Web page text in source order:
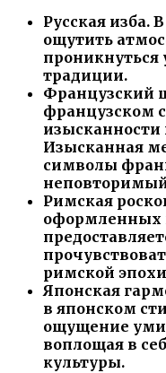
Русская изба.
ощутить
проникнуться
традиции.
Французский
французском
изысканности
Изысканная
символы
Римская
оформленных
римской
Японская
в японском
ощущение
воплощая в
культуры.